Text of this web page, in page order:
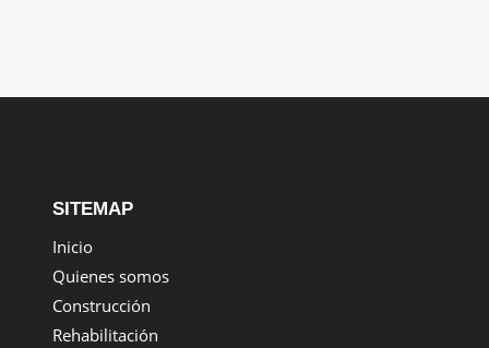
SITEMAP
Inicio
Quienes somos
Construcción
Rehabilitación